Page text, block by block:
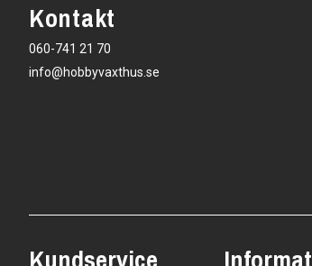
Kontakt
060-741 21 70
info@hobbyvaxthus.se